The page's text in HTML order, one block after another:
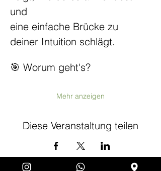
und
eine einfache Brücke zu
deiner Intuition schlägt.
🎯 Worum geht's?
Mehr anzeigen
Diese Veranstaltung teilen